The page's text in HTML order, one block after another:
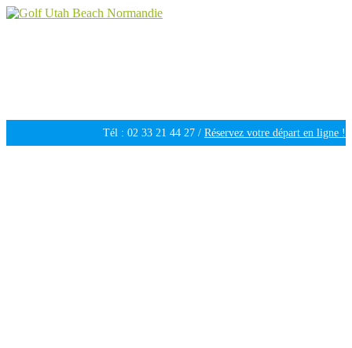
Tél : 02 33 21 44 27 / Réservez votre départ en ligne !